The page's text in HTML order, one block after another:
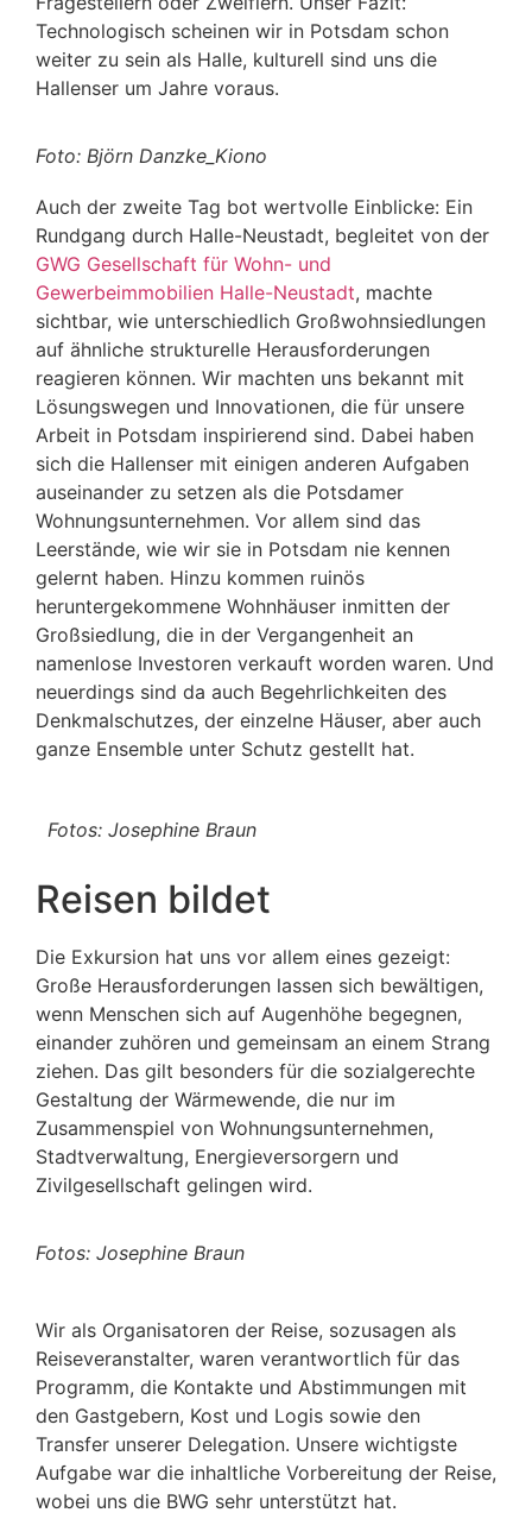
Technologisch scheinen wir in Potsdam schon
weiter zu sein als Halle, kulturell sind uns die
Hallenser um Jahre voraus.
Foto: Björn Danzke_Kiono
Auch der zweite Tag bot wertvolle Einblicke: Ein
Rundgang durch Halle-Neustadt, begleitet von der
GWG Gesellschaft für Wohn- und
Gewerbeimmobilien Halle-Neustadt, machte
sichtbar, wie unterschiedlich Großwohnsiedlungen
auf ähnliche strukturelle Herausforderungen
reagieren können. Wir machten uns bekannt mit
Lösungswegen und Innovationen, die für unsere
Arbeit in Potsdam inspirierend sind. Dabei haben
sich die Hallenser mit einigen anderen Aufgaben
auseinander zu setzen als die Potsdamer
Wohnungsunternehmen. Vor allem sind das
Leerstände, wie wir sie in Potsdam nie kennen
gelernt haben. Hinzu kommen ruinös
heruntergekommene Wohnhäuser inmitten der
Großsiedlung, die in der Vergangenheit an
namenlose Investoren verkauft worden waren. Und
neuerdings sind da auch Begehrlichkeiten des
Denkmalschutzes, der einzelne Häuser, aber auch
ganze Ensemble unter Schutz gestellt hat.
Fotos: Josephine Braun
Reisen bildet
Die Exkursion hat uns vor allem eines gezeigt:
Große Herausforderungen lassen sich bewältigen,
wenn Menschen sich auf Augenhöhe begegnen,
einander zuhören und gemeinsam an einem Strang
ziehen. Das gilt besonders für die sozialgerechte
Gestaltung der Wärmewende, die nur im
Zusammenspiel von Wohnungsunternehmen,
Stadtverwaltung, Energieversorgern und
Zivilgesellschaft gelingen wird.
Fotos: Josephine Braun
Wir als Organisatoren der Reise, sozusagen als
Reiseveranstalter, waren verantwortlich für das
Programm, die Kontakte und Abstimmungen mit
den Gastgebern, Kost und Logis sowie den
Transfer unserer Delegation. Unsere wichtigste
Aufgabe war die inhaltliche Vorbereitung der Reise,
wobei uns die BWG sehr unterstützt hat.